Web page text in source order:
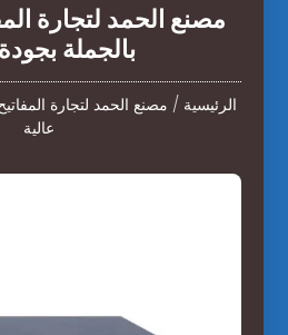
مصنع الحمد لتجارة
بالجملة
الرئيسية / مصنع الحمد لتجارة
عالية